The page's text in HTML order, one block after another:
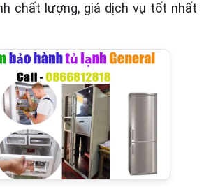
chất lượng, giá dịch vụ tốt nhất